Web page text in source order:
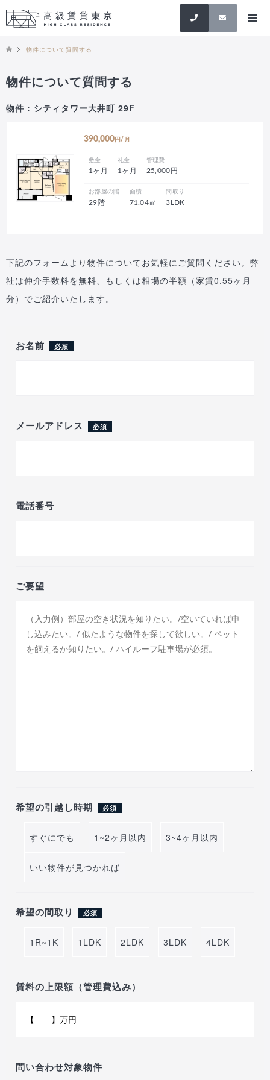
検索
物件について質問する
物件について質問する
物件 : シティタワー大井町 29F
390,000 円/月
敷金
1ヶ月
礼金
1ヶ月
管理費
25,000円
お部屋の階
29階
面積
71.04㎡
間取り
3LDK
下記のフォームより物件についてお気軽にご質問ください。弊
社は仲介手数料を無料、もしくは相場の半額（家賃0.55ヶ月
分）でご紹介いたします。
お名前 必須
メールアドレス 必須
電話番号
ご要望
希望の引越し時期 必須
すぐにでも 1~2ヶ月以内 3~4ヶ月以内
いい物件が見つかれば
希望の間取り 必須
1R~1K 1LDK 2LDK 3LDK 4LDK
賃料の上限額（管理費込み）
問い合わせ対象物件